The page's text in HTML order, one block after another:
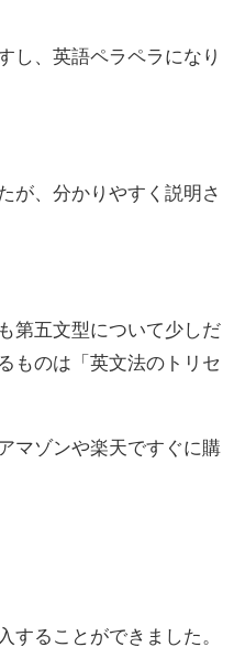
し、英語ペラペラになり
が、分かりやすく説明さ
第五文型について少しだ
ものは「英文法のトリセ
マゾンや楽天ですぐに購
することができました。